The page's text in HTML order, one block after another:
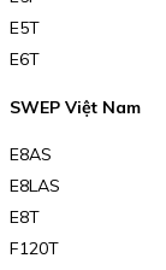
E5T
E6T
SWEP Việt Nam
E8AS
E8LAS
E8T
F120T